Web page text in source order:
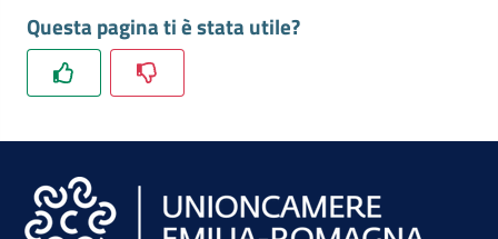
Innovazione
delle
Imprese
Questa pagina ti è stata utile?